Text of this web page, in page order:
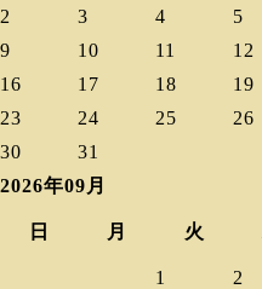
2
3 4 5
9
10 11 12
16
17 18 19
23
24 25 26
30
31
2026年09月
日 月 火
1 2